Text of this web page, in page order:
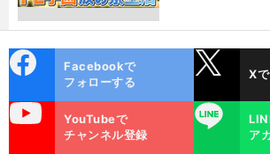
ok
Facebookで
フォローする
X
YouTubeで
チャンネル登録
LINE
ア